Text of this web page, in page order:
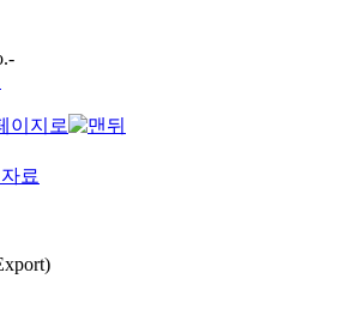
료